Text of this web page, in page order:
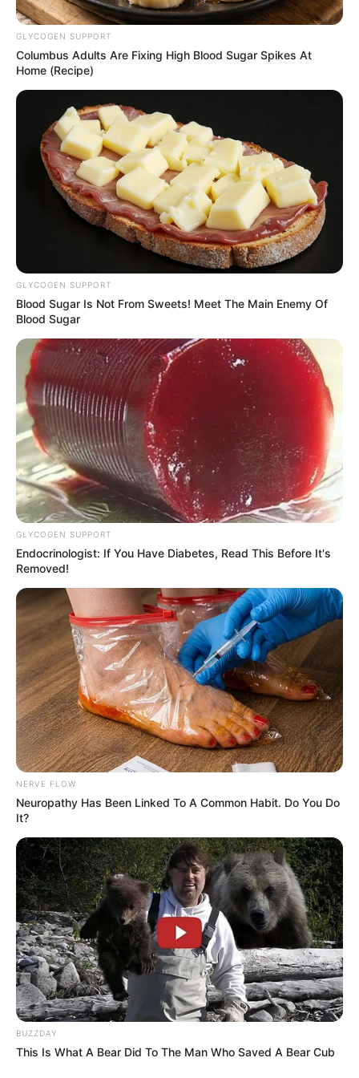
Captura de pantalla
Ataque de Esteban Chaves en Vuelta al País Vasco
Por:
Johan Andrés Castro Montaño
Abril 8, 2023
COMPARTIR
UNIRSE AL CANAL DE WHATSAPP
La edición 62 de laVuelta al País Vascoculminó este
sábado con la celebración de la última etapa con un
recorrido de 137 kilómetrosque tuvo final en la ciudad
de Eibar.
La fracción dejó a
danéslogró conservar la camiseta de líderpara
conquistar el triunfo luego de cruzar en solitario la línea
de meta.
En esta ocasión, siete colombianos tomaron la partida,
siendo
Esteban Chaves, Daniel Felipe Martínez y Sergio
Higuitalas principales cartas del país para lograr el
triunfo en territorio español.
Higuitafue el mejor colombianoen la competencia, pues
GLYCOGEN SUPPORT
Columbus Adults Are Fixing High Blood Sugar Spikes At
Home (Recipe)
GLYCOGEN SUPPORT
Blood Sugar Is Not From Sweets! Meet The Main Enemy Of
Blood Sugar
GLYCOGEN SUPPORT
Endocrinologist: If You Have Diabetes, Read This Before It's
Removed!
NERVE FLOW
Neuropathy Has Been Linked To A Common Habit. Do You Do
It?
BUZZDAY
This Is What A Bear Did To The Man Who Saved A Bear Cub